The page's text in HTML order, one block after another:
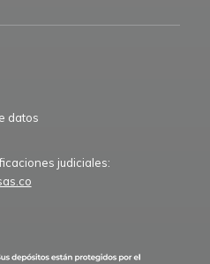
datos
judiciales: